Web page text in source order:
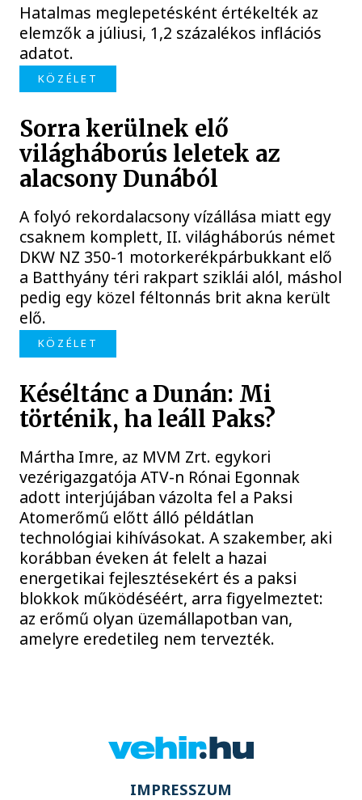
Hatalmas meglepetésként értékelték az
elemzők a júliusi, 1,2 százalékos inflációs
adatot.
KÖZÉLET
Sorra kerülnek elő
világháborús leletek az
alacsony Dunából
A folyó rekordalacsony vízállása miatt egy
csaknem komplett, II. világháborús német
DKW NZ 350-1 motorkerékpárbukkant elő
a Batthyány téri rakpart sziklái alól, máshol
pedig egy közel féltonnás brit akna került
elő.
KÖZÉLET
Késéltánc a Dunán: Mi
történik, ha leáll Paks?
Mártha Imre, az MVM Zrt. egykori
vezérigazgatója ATV-n Rónai Egonnak
adott interjújában vázolta fel a Paksi
Atomerőmű előtt álló példátlan
technológiai kihívásokat. A szakember, aki
korábban éveken át felelt a hazai
energetikai fejlesztésekért és a paksi
blokkok működéséért, arra figyelmeztet:
az erőmű olyan üzemállapotban van,
amelyre eredetileg nem tervezték.
IMPRESSZUM